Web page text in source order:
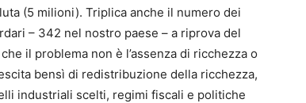
(5 milioni). Triplica anche il numero dei
– 342 nel nostro paese – a riprova del
il problema non è l’assenza di ricchezza o
bensì di redistribuzione della ricchezza,
industriali scelti, regimi fiscali e politiche